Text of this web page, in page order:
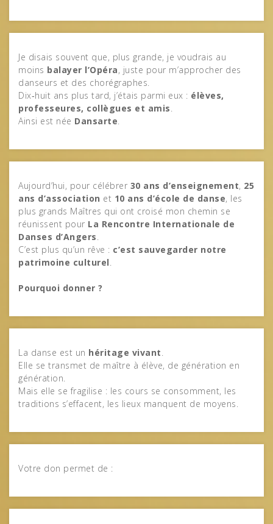
Je disais souvent que, plus grande, je voudrais au
moins balayer l’Opéra, juste pour m’approcher des
danseurs et des chorégraphes.
Dix‑huit ans plus tard, j’étais parmi eux : élèves,
professeures, collègues et amis.
Ainsi est née Dansarte.
Aujourd’hui, pour célébrer 30 ans d’enseignement, 25
ans d’association et 10 ans d’école de danse, les
plus grands Maîtres qui ont croisé mon chemin se
réunissent pour La Rencontre Internationale de
Danses d’Angers.
C’est plus qu’un rêve : c’est sauvegarder notre
patrimoine culturel.
Pourquoi donner ?
La danse est un héritage vivant.
Elle se transmet de maître à élève, de génération en
génération.
Mais elle se fragilise : les cours se consomment, les
traditions s’effacent, les lieux manquent de moyens.
Votre don permet de :